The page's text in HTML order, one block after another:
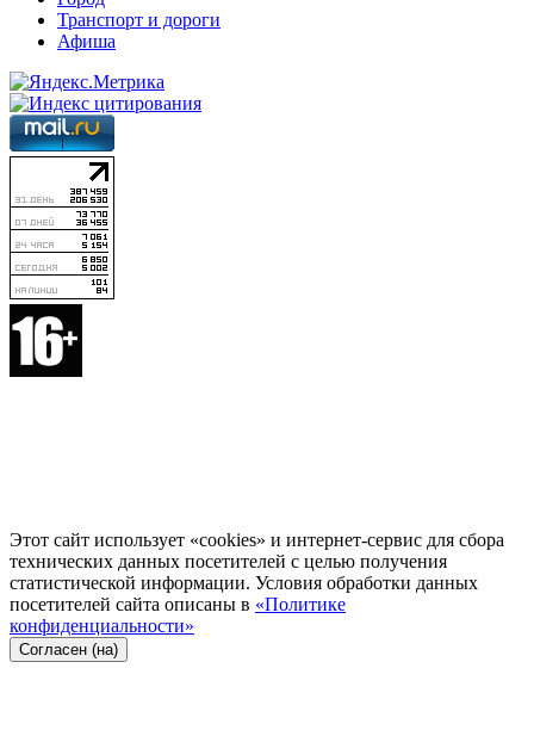
Транспорт и дороги
Афиша
Этот сайт использует «cookies» и интернет-сервис для сбора
технических данных посетителей с целью получения
статистической информации. Условия обработки данных
посетителей сайта описаны в «Политике
конфиденциальности»
Согласен (на)